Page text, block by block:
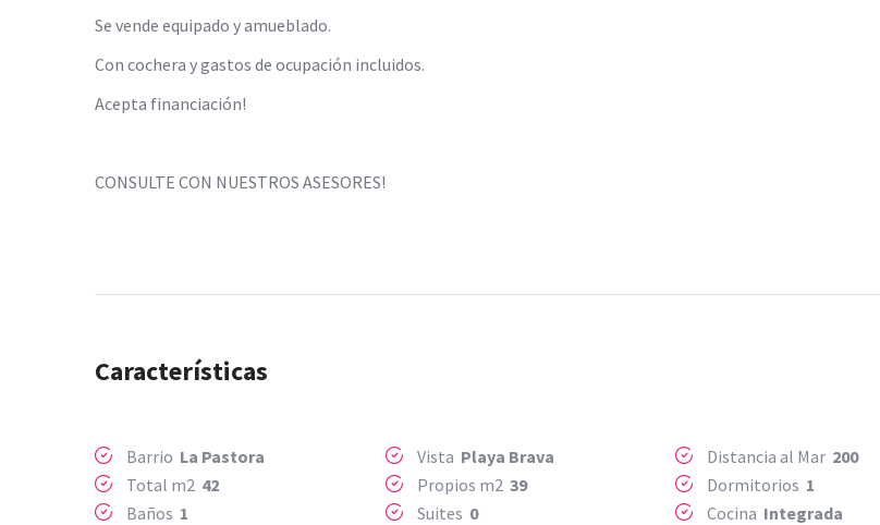
Se vende equipado y amueblado.
Con cochera y gastos de ocupación incluidos.
Acepta financiación!
CONSULTE CON NUESTROS ASESORES!
Características
Barrio La Pastora Vista Playa Brava Distancia al Mar 200
Total m2 42 Propios m2 39 Dormitorios 1
Baños 1 Suites 0 Cocina Integrada